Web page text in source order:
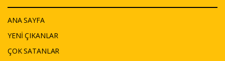
ANA SAYFA
YENİ ÇIKANLAR
ÇOK SATANLAR